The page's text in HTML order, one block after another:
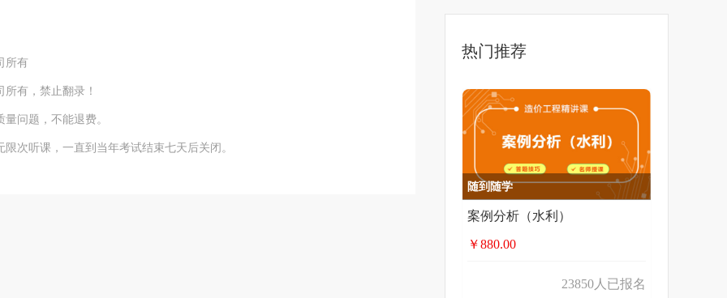
所有
有，禁止翻录！
问题，不能退费。
听课，一直到当年考试结束七天后关闭。
热门推荐
随到随学
案例分析（水利）
￥880.00
23850人已报名